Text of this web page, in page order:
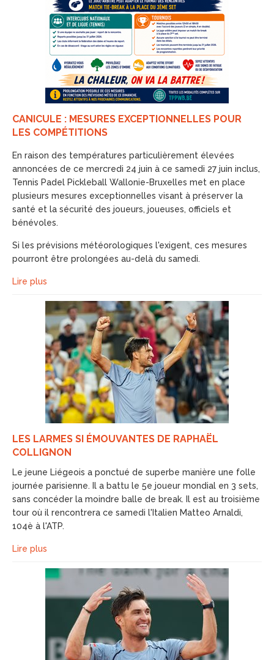
CANICULE : MESURES EXCEPTIONNELLES POUR
LES COMPÉTITIONS
En raison des températures particulièrement élevées
annoncées de ce mercredi 24 juin à ce samedi 27 juin inclus,
Tennis Padel Pickleball Wallonie-Bruxelles met en place
plusieurs mesures exceptionnelles visant à préserver la
santé et la sécurité des joueurs, joueuses, officiels et
bénévoles.
Si les prévisions météorologiques l'exigent, ces mesures
pourront être prolongées au-delà du samedi.
Lire plus
LES LARMES SI ÉMOUVANTES DE RAPHAËL
COLLIGNON
Le jeune Liégeois a ponctué de superbe manière une folle
journée parisienne. Il a battu le 5e joueur mondial en 3 sets,
sans concéder la moindre balle de break. Il est au troisième
tour où il rencontrera ce samedi l'Italien Matteo Arnaldi,
104è à l'ATP.
Lire plus